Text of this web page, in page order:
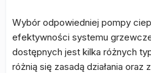
Wybór odpowiedniej pompy
efektywności systemu
dostępnych jest kilka różnych
różnią się zasadą działania oraz